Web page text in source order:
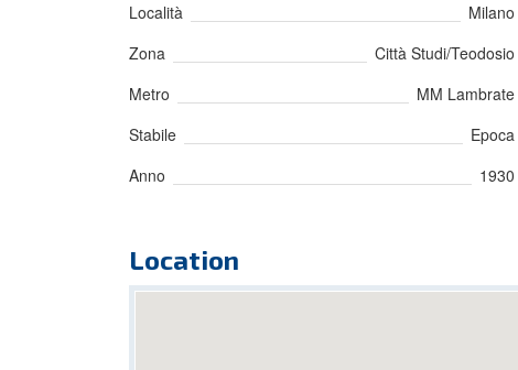
Località
Milano
Zona
Città Studi/Teodosio
Metro
MM Lambrate
Stabile
Epoca
Anno
1930
Location